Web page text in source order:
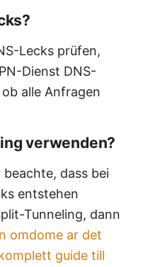
Lecks prüfen,
Dienst DNS-
alle Anfragen
verwenden?
beachte, dass bei
entstehen
Tunneling, dann
omdome ar det
guide till